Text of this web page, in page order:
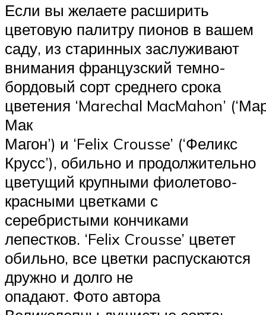
Если вы желаете расширить
цветовую палитру пионов в вашем
саду, из старинных заслуживают
внимания французский темно-
бордовый сорт среднего срока
цветения ‘Marechal MacMahon’
Мак
Магон’) и ‘Felix Crousse’ (‘Феликс
Крусс’), обильно и продолжительно
цветущий крупными фиолетово-
красными цветками с
серебристыми кончиками
лепестков. ‘Felix Crousse’ цветет
обильно, все цветки распускаются
дружно и долго не
опадают. Фото автора